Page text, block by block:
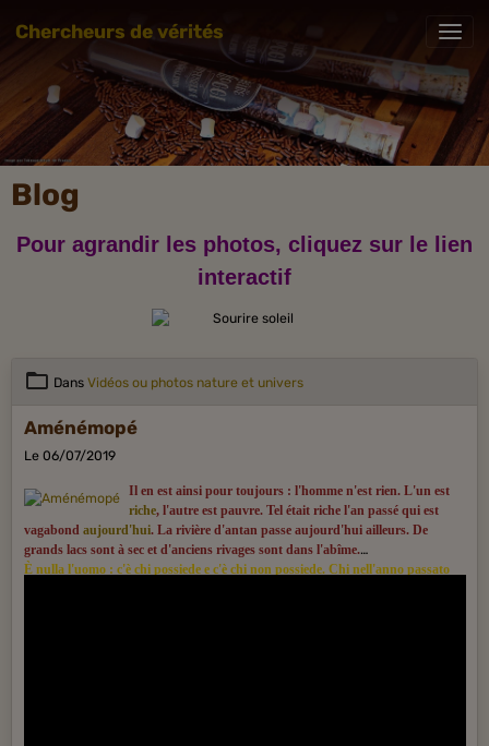
Chercheurs de vérités
Blog
Pour agrandir les photos, cliquez sur le lien
interactif
Dans Vidéos ou photos nature et univers
Aménémopé
Le 06/07/2019
Il en est ainsi pour toujours : l'homme n'est rien. L'un est
riche, l'autre est pauvre. Tel était riche l'an passé qui est
vagabond aujourd'hui. La rivière d'antan passe aujourd'hui ailleurs. De
grands lacs sont à sec et d'anciens rivages sont dans l'abîme.
È nulla l'uomo : c'è chi possiede e c'è chi non possiede. Chi nell'anno passato